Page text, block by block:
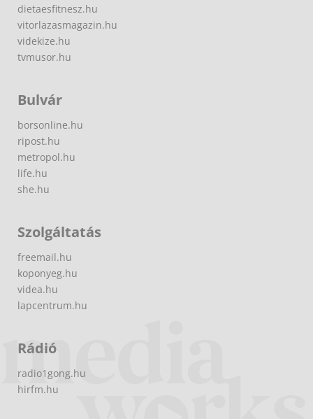
dietaesfitnesz.hu
vitorlazasmagazin.hu
videkize.hu
tvmusor.hu
Bulvár
borsonline.hu
ripost.hu
metropol.hu
life.hu
she.hu
Szolgáltatás
freemail.hu
koponyeg.hu
videa.hu
lapcentrum.hu
Rádió
radio1gong.hu
hirfm.hu